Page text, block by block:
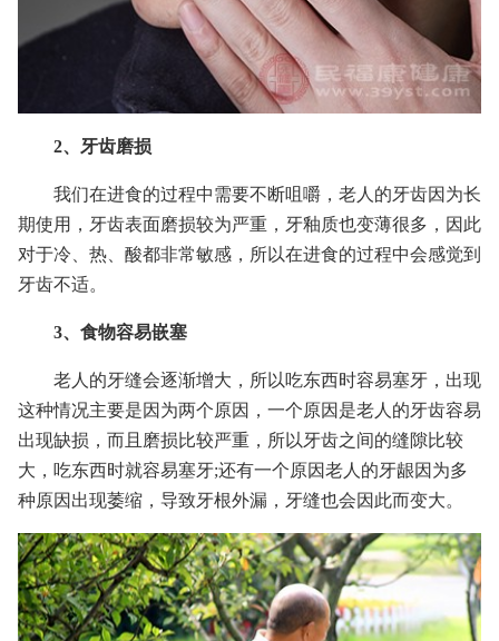
2、牙齿磨损
我们在进食的过程中需要不断咀嚼，老人的牙齿因为长
期使用，牙齿表面磨损较为严重，牙釉质也变薄很多，因此
对于冷、热、酸都非常敏感，所以在进食的过程中会感觉到
牙齿不适。
3、食物容易嵌塞
老人的牙缝会逐渐增大，所以吃东西时容易塞牙，出现
这种情况主要是因为两个原因，一个原因是老人的牙齿容易
出现缺损，而且磨损比较严重，所以牙齿之间的缝隙比较
大，吃东西时就容易塞牙;还有一个原因老人的牙龈因为多
种原因出现萎缩，导致牙根外漏，牙缝也会因此而变大。